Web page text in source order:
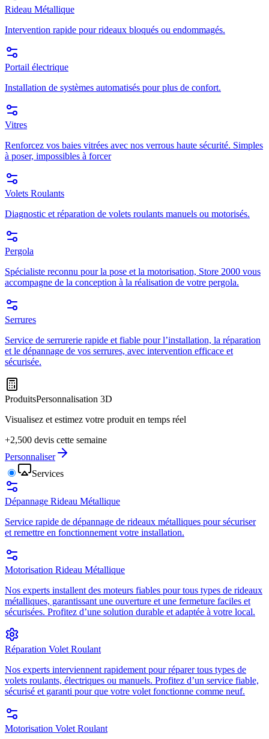
Rideau Métallique
Intervention rapide pour rideaux bloqués ou endommagés.
Portail électrique
Installation de systèmes automatisés pour plus de confort.
Vitres
Renforcez vos baies vitrées avec nos verrous haute sécurité. Simples
à poser, impossibles à forcer
Volets Roulants
Diagnostic et réparation de volets roulants manuels ou motorisés.
Pergola
Spécialiste reconnu pour la pose et la motorisation, Store 2000 vous
accompagne de la conception à la réalisation de votre pergola.
Serrures
Service de serrurerie rapide et fiable pour l’installation, la réparation
et le dépannage de vos serrures, avec intervention efficace et
sécurisée.
ProduitsPersonnalisation 3D
Visualisez et estimez votre produit en temps réel
+2,500 devis cette semaine
Personnaliser
Services
Dépannage Rideau Métallique
Service rapide de dépannage de rideaux métalliques pour sécuriser
et remettre en fonctionnement votre installation.
Motorisation Rideau Métallique
Nos experts installent des moteurs fiables pour tous types de rideaux
métalliques, garantissant une ouverture et une fermeture faciles et
sécurisées. Profitez d’une solution durable et adaptée à votre local.
Réparation Volet Roulant
Nos experts interviennent rapidement pour réparer tous types de
volets roulants, électriques ou manuels. Profitez d’un service fiable,
sécurisé et garanti pour que votre volet fonctionne comme neuf.
Motorisation Volet Roulant